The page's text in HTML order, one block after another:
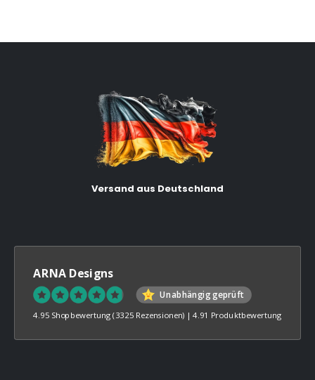
Versand aus Deutschland
ARNA Designs
Unabhängig geprüft
4.95 Shopbewertung (3325 Rezensionen) |4.91 Produktbewertung